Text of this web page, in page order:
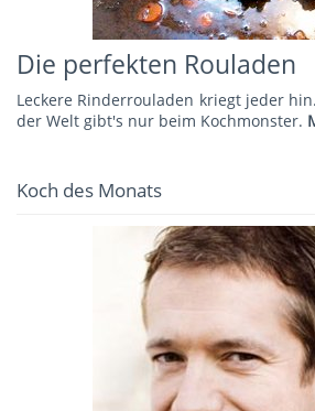
Die perfekten Rouladen
Leckere Rinderrouladen kriegt jeder
der Welt gibt's nur beim Kochmonster.
Koch des Monats